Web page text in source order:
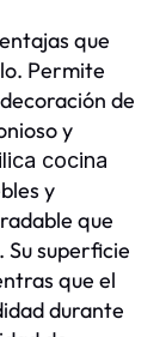
que
Permite
de
y
cocina
y
que
Su superficie
que el
durante